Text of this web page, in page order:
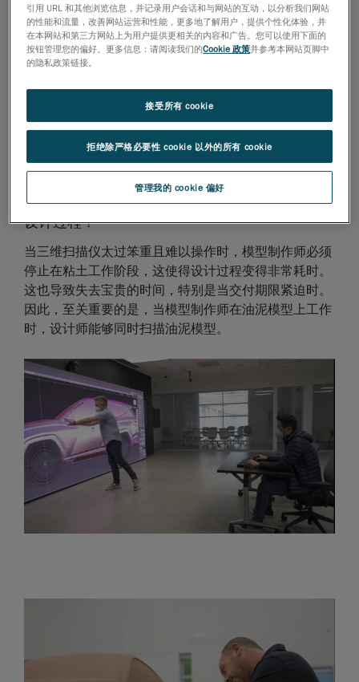
汽车制造商面临的巨大挑战是如何找到一种为数字模型
制作师提供快速和有效的雕刻数据的方法。为什么要强
调快速呢？因为一个设计需要大量的修改和完善工作
（他们有越多的时间来进行改进，设计的质量就越
好）。为什么还要强调有效呢？因为模型制作团队需要
精确的三维测量数据和非常清晰的细节，这样他们才能
了解油泥模型并做出更好的决定。
这就是三维扫描发挥作用的时刻。
如何在不延长工作流程的情况下将 3D 扫描融入
设计过程？
当三维扫描仪太过笨重且难以操作时，模型制作师必须
停止在粘土工作阶段，这使得设计过程变得非常耗时。
这也导致失去宝贵的时间，特别是当交付期限紧迫时。
因此，至关重要的是，当模型制作师在油泥模型上工作
时，设计师能够同时扫描油泥模型。
引用 URL 和其他浏览信息，并记录用户会话和与网站的互动，以分析我们网站
的性能和流量，改善网站运营和性能，更多地了解用户，提供个性化体验，并
在本网站和第三方网站上为用户提供更相关的内容和广告。您可以使用下面的
按钮管理您的偏好。更多信息：请阅读我们的Cookie 政策并参考本网站页脚中
的隐私政策链接。
管理我的 cookie 偏好
拒绝除严格必要性 cookie 以外的所有 cookie
接受所有 cookie